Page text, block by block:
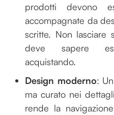
prodotti devono
accompagnate da
scritte. Non lasciare
deve sapere
acquistando.
Design moderno:
ma curato nei
rende la